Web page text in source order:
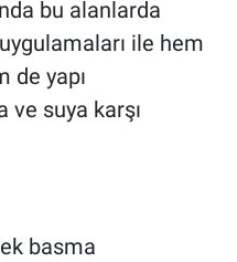
bu alanlarda
uygulamaları ile hem
de yapı
ve suya karşı
basma